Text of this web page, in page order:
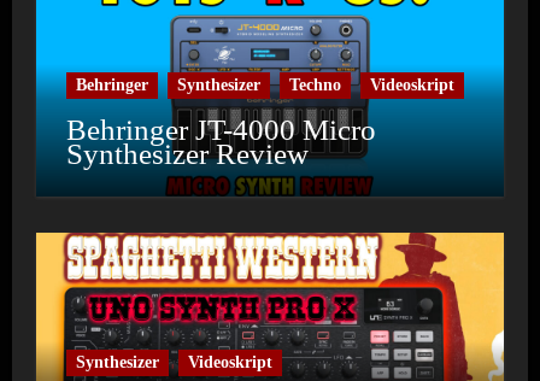
Behringer Synthesizer Techno Videoskript
Behringer JT-4000 Micro
Synthesizer Review
Synthesizer Videoskript